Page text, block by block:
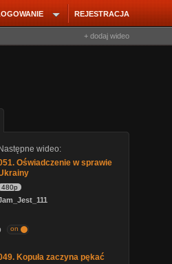
REJESTRACJA
+ dodaj wideo
Następne wideo:
Oświadczenie w sprawie
480p
on
Kopuła zaczyna pękać